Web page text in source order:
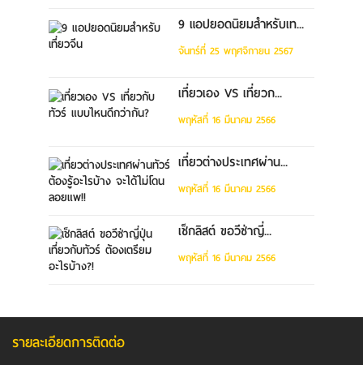
9 แอปยอดนิยมสำหรับเท...
จันทร์ที่ 25 พฤศจิกายน 2567
เที่ยวเอง VS เที่ยวก...
พฤหัสที่ 16 มีนาคม 2566
เที่ยวต่างประเทศผ่าน...
พฤหัสที่ 16 มีนาคม 2566
เช็กลิสต์ ขอวีซ่าญี่...
พฤหัสที่ 16 มีนาคม 2566
รายละเอียดการติดต่อ